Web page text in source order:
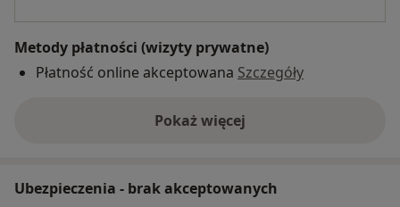
Metody płatności (wizyty prywatne)
Płatność online akceptowana Szczegóły
Pokaż więcej
o adresie
Ubezpieczenia - brak akceptowanych